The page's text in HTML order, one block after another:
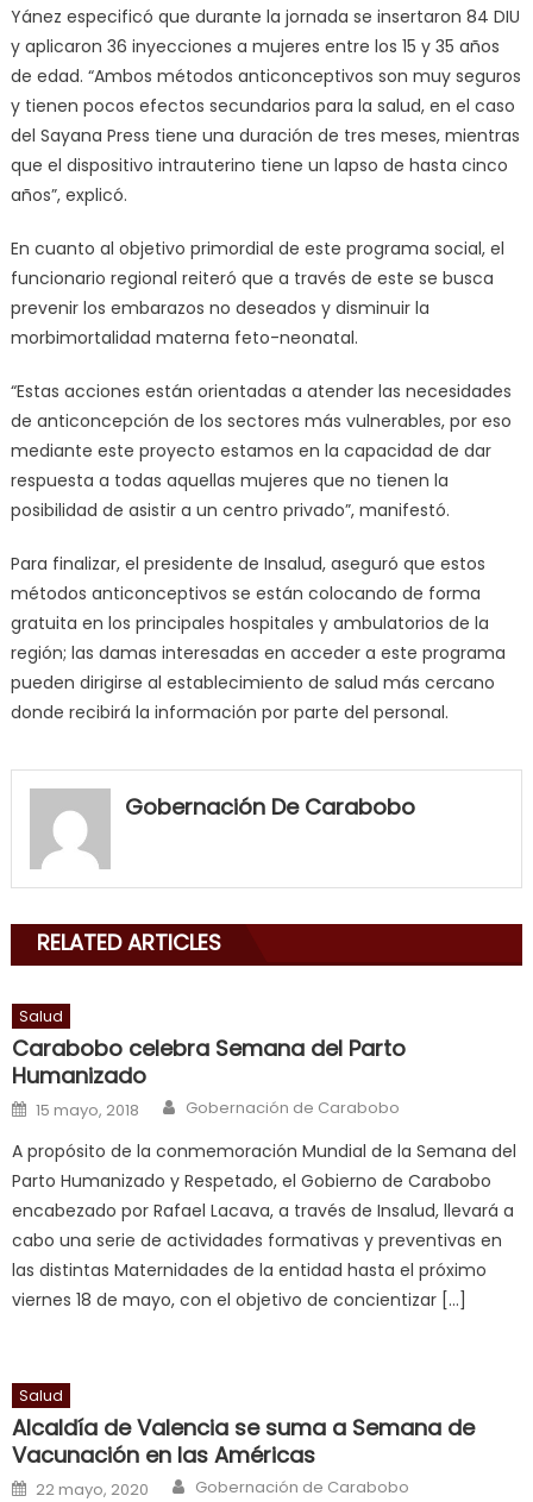
Yánez especificó que durante la jornada se insertaron 84 DIU
y aplicaron 36 inyecciones a mujeres entre los 15 y 35 años
de edad. “Ambos métodos anticonceptivos son muy seguros
y tienen pocos efectos secundarios para la salud, en el caso
del Sayana Press tiene una duración de tres meses, mientras
que el dispositivo intrauterino tiene un lapso de hasta cinco
años”, explicó.
En cuanto al objetivo primordial de este programa social, el
funcionario regional reiteró que a través de este se busca
prevenir los embarazos no deseados y disminuir la
morbimortalidad materna feto-neonatal.
“Estas acciones están orientadas a atender las necesidades
de anticoncepción de los sectores más vulnerables, por eso
mediante este proyecto estamos en la capacidad de dar
respuesta a todas aquellas mujeres que no tienen la
posibilidad de asistir a un centro privado”, manifestó.
Para finalizar, el presidente de Insalud, aseguró que estos
métodos anticonceptivos se están colocando de forma
gratuita en los principales hospitales y ambulatorios de la
región; las damas interesadas en acceder a este programa
pueden dirigirse al establecimiento de salud más cercano
donde recibirá la información por parte del personal.
my
neighbor
mouth
cum,
will
smith
a
cuckold,
nice
milf
in
squirting,
आपक
भ
भ
क
च
Gobernación De Carabobo
RELATED ARTICLES
Salud
Carabobo celebra Semana del Parto
Humanizado
Posted on
15 mayo, 2018 Author
Gobernación de Carabobo
A propósito de la conmemoración Mundial de la Semana del
Parto Humanizado y Respetado, el Gobierno de Carabobo
encabezado por Rafael Lacava, a través de Insalud, llevará a
cabo una serie de actividades formativas y preventivas en
las distintas Maternidades de la entidad hasta el próximo
viernes 18 de mayo, con el objetivo de concientizar […]
Salud
Alcaldía de Valencia se suma a Semana de
Vacunación en las Américas
Posted on
22 mayo, 2020 Author
Gobernación de Carabobo